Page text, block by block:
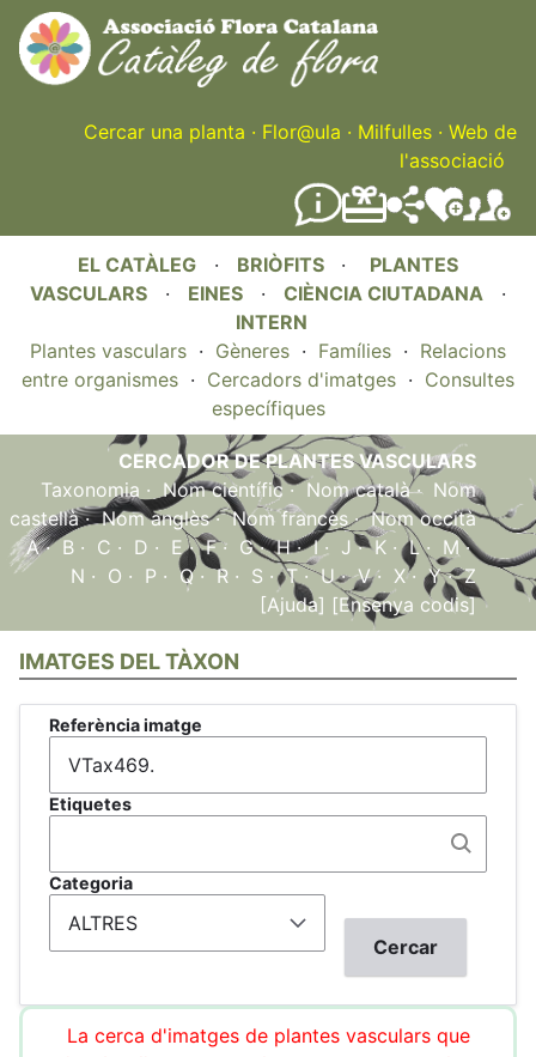
Skip
to
main
content
Cercar una planta · Flor@ula · Milfulles · Web de
l'associació
EL CATÀLEG · BRIÒFITS · PLANTES
VASCULARS · EINES · CIÈNCIA CIUTADANA ·
INTERN
Plantes vasculars · Gèneres · Famílies · Relacions
entre organismes · Cercadors d'imatges · Consultes
específiques
CERCADOR DE PLANTES VASCULARS
Taxonomia · Nom científic·Nom català· Nom
castellà·Nom anglès·Nom francès·Nom occità
A·B · C · D · E·F· G·H·I· J ·K ·L· M·
N · O · P · Q·R · S ·T ·U·V· X·Y·Z
[Ajuda] [Ensenya codis]
IMATGES DEL TÀXON
Referència imatge
Etiquetes
Categoria
La cerca d'imatges de plantes vasculars que